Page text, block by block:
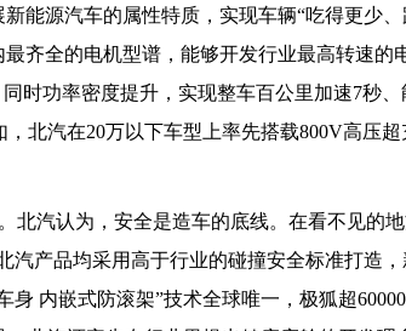
能源汽车的属性特质，实现车辆“吃得更少
齐全的电机型谱，能够开发行业最高转速
时功率密度提升，实现整车百公里加速7秒
北汽在20万以下车型上率先搭载800V高压
北汽认为，安全是造车的底线。在看不见的
汽产品均采用高于行业的碰撞安全标准打造
身 内嵌式防滚架”技术全球唯一，极狐超